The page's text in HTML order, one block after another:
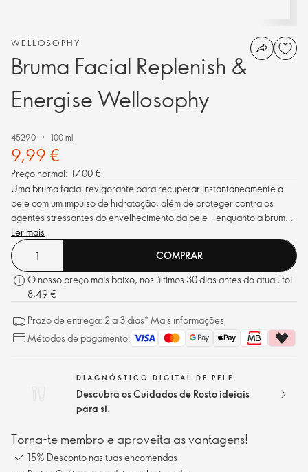
WELLOSOPHY
Bruma Facial Replenish &
Energise Wellosophy
45290 100 ml.
9,99 €
Preço normal: 17,00 €
Uma bruma facial revigorante para recuperar instantaneamente a
pele com um impulso de hidratação, além de proteger contra os
agentes stressantes do envelhecimento da pele - enquanto a bruma
ultrafina energiza os sentidos. Cuidados do rosto vegan com extrato
protetor adaptogénico de Ginseng Siberiano.
Ler mais
COMPRAR
O nosso preço mais baixo, nos últimos 30 dias antes do atual, foi
8,49 €
Prazo de entrega: 2 a 3 dias* Mais informações
Métodos de pagamento:
DIAGNÓSTICO DIGITAL DE PELE
Descubra os Cuidados de Rosto ideiais
para si.
Torna-te membro e aproveita as vantagens!
15% Desconto nas tuas encomendas